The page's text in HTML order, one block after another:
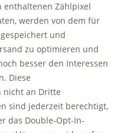
enthaltenen Zählpixel
werden von dem für
und
zu optimieren und
besser den Interessen
Diese
nicht an Dritte
sind jederzeit berechtigt,
das Double-Opt-In-